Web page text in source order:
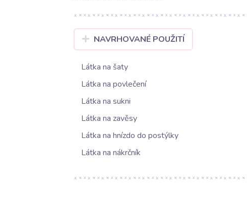
NAVRHOVANÉ POUŽITÍ
Látka na šaty
Látka na povlečení
Látka na sukni
Látka na zavěsy
Látka na hnízdo do postýlky
Látka na nákrčník